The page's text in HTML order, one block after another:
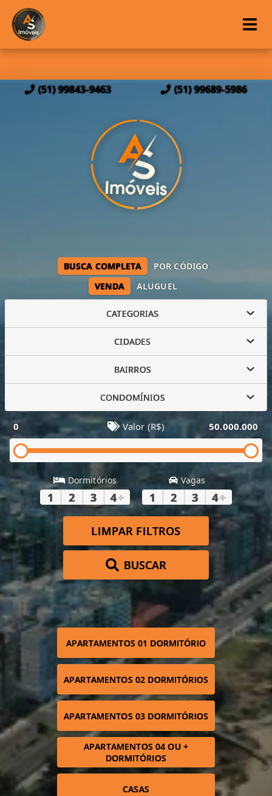
(51) 99843-9463 (51) 99689-5986
VENDA ALUGUEL
BUSCA COMPLETA POR CÓDIGO
CATEGORIAS
CIDADES
BAIRROS
CONDOMÍNIOS
0 Valor (R$) 50.000.000
Dormitórios
1 2 3 4+
Vagas
1 2 3 4+
LIMPAR FILTROS
BUSCAR
APARTAMENTOS 01 DORMITÓRIO
APARTAMENTOS 02 DORMITÓRIOS
APARTAMENTOS 03 DORMITÓRIOS
APARTAMENTOS 04 OU +
DORMITÓRIOS
CASAS